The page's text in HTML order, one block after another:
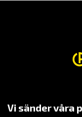
Vi sänder våra